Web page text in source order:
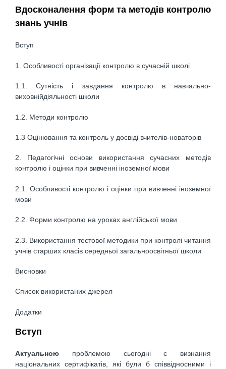
Вдосконалення форм та методів контролю
знань учнів
Вступ
1. Особливості організації контролю в сучасній школі
1.1. Сутність і завдання контролю в навчально-
виховнійдіяльності школи
1.2. Методи контролю
1.3 Оцінювання та контроль у досвіді вчителів-новаторів
2. Педагогічні основи використання сучасних методів
контролю і оцінки при вивченні іноземної мови
2.1. Особливості контролю і оцінки при вивченні іноземної
мови
2.2. Форми контролю на уроках англійської мови
2.3. Використання тестової методики при контролі читання
учнів старших класів середньої загальноосвітньої школи
Висновки
Список використаних джерел
Додатки
Вступ
Актуальною проблемою сьогодні є визнання
національних сертифікатів, які були б співвідносними і